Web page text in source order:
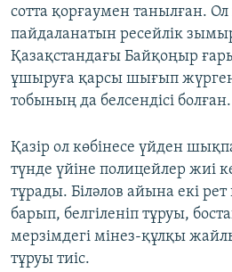
сотта қорғаумен танылған.
пайдаланатын ресейлік
Қазақстандағы Байқоңыр
ұшыруға қарсы шығып
тобының да белсендісі болған.
Қазір ол көбінесе үйден
түнде үйіне полицейлер жиі
тұрады. Біләлов айына екі рет
барып, белгіленіп тұруы,
мерзімдегі мінез-құлқы
тұруы тиіс.